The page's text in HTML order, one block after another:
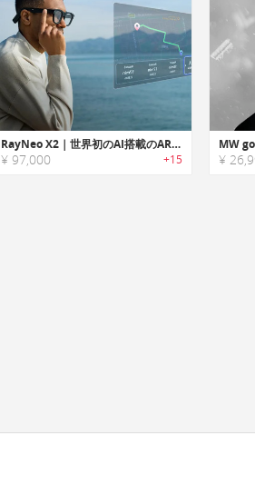
RayNeo X2｜世界初のAI搭載のARスマートグラス
¥ 97,000 +15 ¥